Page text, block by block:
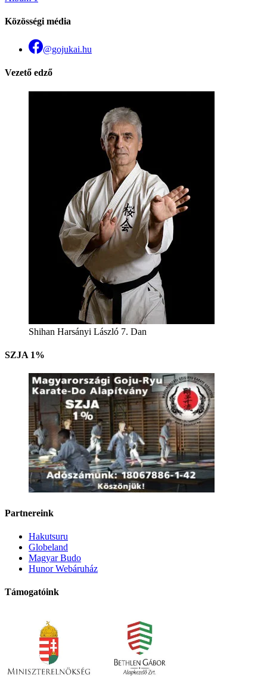
Közösségi média
@gojukai.hu
Vezető edző
Shihan Harsányi László 7. Dan
SZJA 1%
Partnereink
Hakutsuru
Globeland
Magyar Budo
Hunor Webáruház
Támogatóink